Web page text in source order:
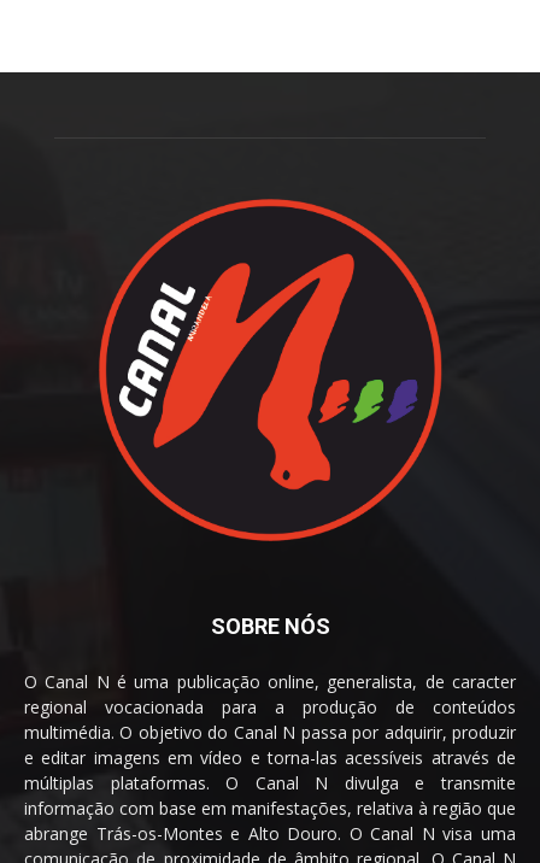
SOBRE NÓS
O Canal N é uma publicação online, generalista, de caracter
regional vocacionada para a produção de conteúdos
multimédia. O objetivo do Canal N passa por adquirir, produzir
e editar imagens em vídeo e torna-las acessíveis através de
múltiplas plataformas. O Canal N divulga e transmite
informação com base em manifestações, relativa à região que
abrange Trás-os-Montes e Alto Douro. O Canal N visa uma